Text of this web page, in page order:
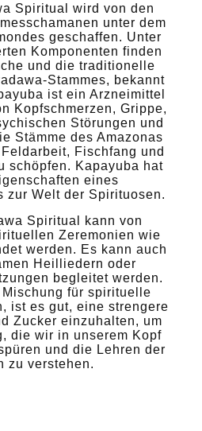
Spiritual wird von den
unter dem
geschaffen. Unter
Komponenten finden
und die traditionelle
Stammes, bekannt
ist ein Arzneimittel
Kopfschmerzen, Grippe,
Störungen und
Stämme des Amazonas
Fischfang und
schöpfen. Kapayuba hat
eines
zur Welt der Spirituosen.
Spiritual kann von
Zeremonien wie
werden. Es kann auch
Heilliedern oder
begleitet werden.
für spirituelle
ist es gut, eine strengere
Zucker einzuhalten, um
die wir in unserem Kopf
und die Lehren der
zu verstehen.